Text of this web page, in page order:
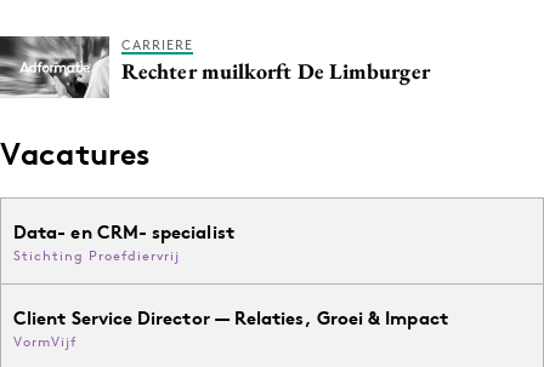
CARRIERE
Rechter muilkorft De Limburger
Vacatures
Data- en CRM- specialist
Stichting Proefdiervrij
Client Service Director — Relaties, Groei & Impact
VormVijf